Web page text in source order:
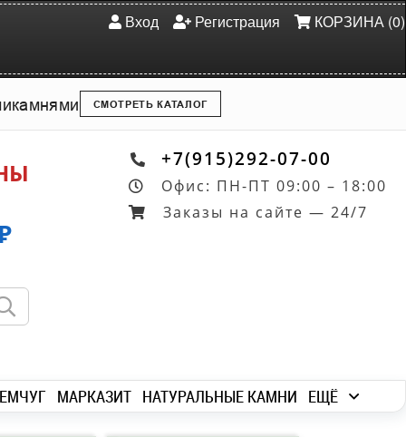
Вход Регистрация КОРЗИНА (0)
камнями СМОТРЕТЬ КАТАЛОГ
+7(915)292-07-00
Офис: ПН-ПТ 09:00 – 18:00
Заказы на сайте — 24/7
МАРКАЗИТ НАТУРАЛЬНЫЕ КАМНИ ЕЩЁ